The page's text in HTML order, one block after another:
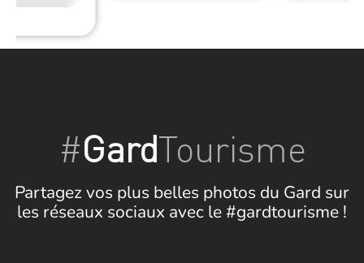
#GardTourisme
Partagez vos plus belles photos du Gard sur
les réseaux sociaux avec le #gardtourisme !